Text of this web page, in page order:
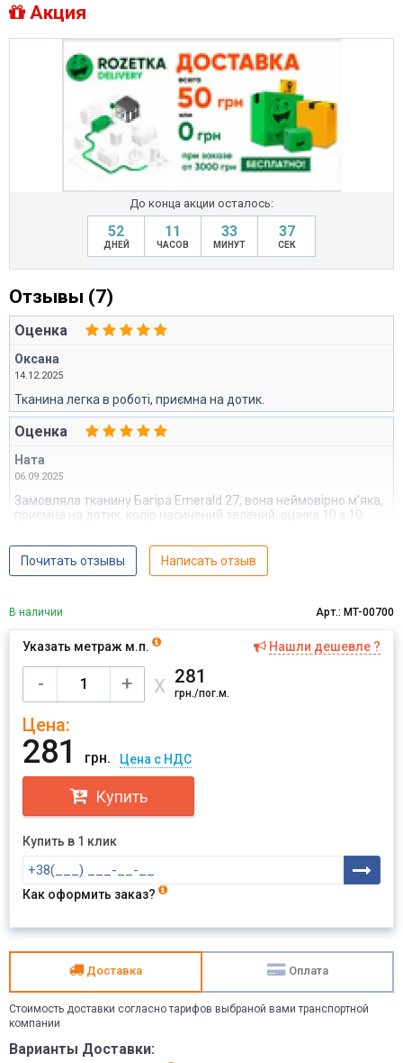
Акция
До конца акции осталось:
52
ДНЕЙ
11
ЧАСОВ
33
МИНУТ
36
СЕК
Отзывы (7)
Оценка
Оксана
14.12.2025
Тканина легка в роботі, приємна на дотик.
Оценка
Ната
06.09.2025
Замовляла тканину Багіра Emerald 27, вона неймовірно м'яка,
приємна на дотик, колір насичений зелений, оцінка 10 з 10.
Почитать отзывы Написать отзыв
В наличии Арт.: MT-00700
Указать метраж м.п. Нашли дешевле ?
- + х 281
грн./пог.м.
Цена:
281 грн. Цена с НДС
Купить
Купить в 1 клик
Как оформить заказ?
Доставка Оплата
Стоимость доставки согласно тарифов выбраной вами транспортной
компании
Варианты Доставки: